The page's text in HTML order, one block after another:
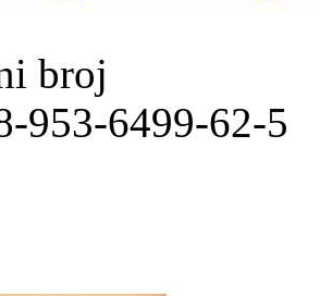
broj
953-6499-62-5